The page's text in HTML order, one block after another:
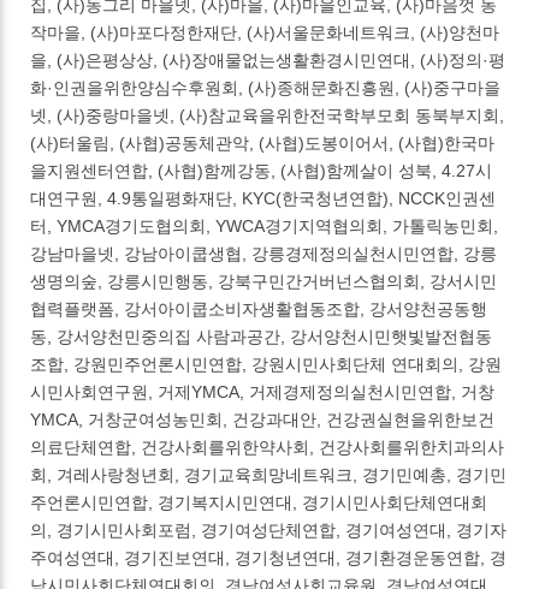
집, (사)동그리 마을넷, (사)마을, (사)마을인교육, (사)마음껏 동
작마을, (사)마포다정한재단, (사)서울문화네트워크, (사)양천마
을, (사)은평상상, (사)장애물없는생활환경시민연대, (사)정의·평
화·인권을위한양심수후원회, (사)종해문화진흥원, (사)중구마을
넷, (사)중랑마을넷, (사)참교육을위한전국학부모회 동북부지회,
(사)터울림, (사협)공동체관악, (사협)도봉이어서, (사협)한국마
을지원센터연합, (사협)함께강동, (사협)함께살이 성북, 4.27시
대연구원, 4.9통일평화재단, KYC(한국청년연합), NCCK인권센
터, YMCA경기도협의회, YWCA경기지역협의회, 가톨릭농민회,
강남마을넷, 강남아이쿱생협, 강릉경제정의실천시민연합, 강릉
생명의숲, 강릉시민행동, 강북구민간거버넌스협의회, 강서시민
협력플랫폼, 강서아이쿱소비자생활협동조합, 강서양천공동행
동, 강서양천민중의집 사람과공간, 강서양천시민햇빛발전협동
조합, 강원민주언론시민연합, 강원시민사회단체 연대회의, 강원
시민사회연구원, 거제YMCA, 거제경제정의실천시민연합, 거창
YMCA, 거창군여성농민회, 건강과대안, 건강권실현을위한보건
의료단체연합, 건강사회를위한약사회, 건강사회를위한치과의사
회, 겨레사랑청년회, 경기교육희망네트워크, 경기민예총, 경기민
주언론시민연합, 경기복지시민연대, 경기시민사회단체연대회
의, 경기시민사회포럼, 경기여성단체연합, 경기여성연대, 경기자
주여성연대, 경기진보연대, 경기청년연대, 경기환경운동연합, 경